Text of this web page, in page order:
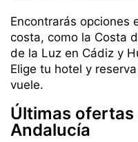
Encontrarás opciones
costa, como la Costa
de la Luz en Cádiz y
Elige tu hotel y
vuele.
Últimas
Andalucía